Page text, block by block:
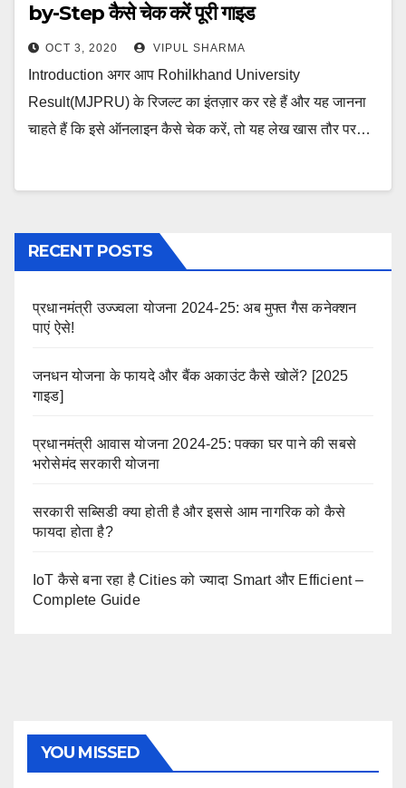
by-Step कैसे चेक करें पूरी गाइड
OCT 3, 2020 VIPUL SHARMA
Introduction अगर आप Rohilkhand University
Result(MJPRU) के रिजल्ट का इंतज़ार कर रहे हैं और यह जानना
चाहते हैं कि इसे ऑनलाइन कैसे चेक करें, तो यह लेख खास तौर पर…
RECENT POSTS
प्रधानमंत्री उज्ज्वला योजना 2024-25: अब मुफ्त गैस कनेक्शन
पाएं ऐसे!
जनधन योजना के फायदे और बैंक अकाउंट कैसे खोलें? [2025
गाइड]
प्रधानमंत्री आवास योजना 2024-25: पक्का घर पाने की सबसे
भरोसेमंद सरकारी योजना
सरकारी सब्सिडी क्या होती है और इससे आम नागरिक को कैसे
फायदा होता है?
IoT कैसे बना रहा है Cities को ज्यादा Smart और Efficient –
Complete Guide
YOU MISSED